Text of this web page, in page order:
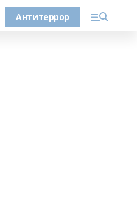
Антитеррор